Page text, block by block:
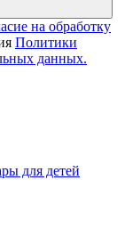
на обработку
Политики
данных.
для детей